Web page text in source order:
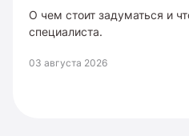
О чем стоит задуматься и
специалиста.
03 августа 2026